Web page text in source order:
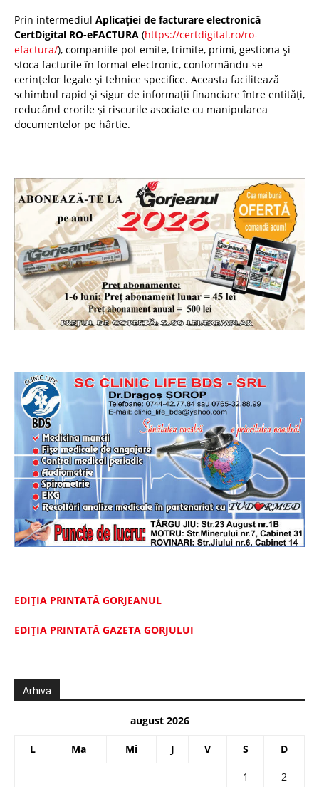
Prin intermediul Aplicației de facturare electronică
CertDigital RO-eFACTURA (https://certdigital.ro/ro-
efactura/), companiile pot emite, trimite, primi, gestiona și
stoca facturile în format electronic, conformându-se
cerințelor legale și tehnice specifice. Aceasta facilitează
schimbul rapid și sigur de informații financiare între entități,
reducând erorile și riscurile asociate cu manipularea
documentelor pe hârtie.
EDIȚIA PRINTATĂ GORJEANUL
EDIŢIA PRINTATĂ GAZETA GORJULUI
Arhiva
august 2026
L Ma Mi J V S D
1 2